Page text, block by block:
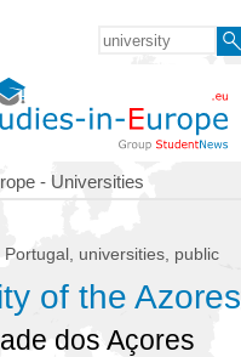
- Universities
universities, public
of the Azores
dos Açores